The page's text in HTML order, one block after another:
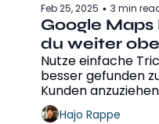
Feb 25, 2025 • 3 min
Google
du weiter
Nutze einfache
besser gefunden
Kunden
Hajo Rappe